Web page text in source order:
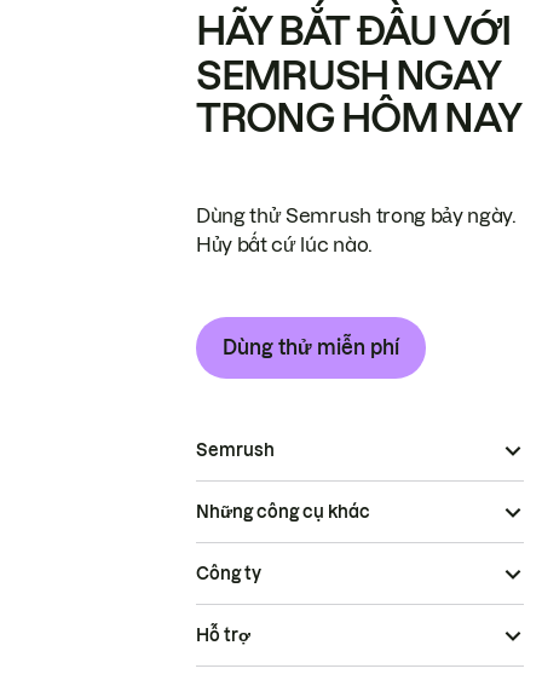
HÃY BẮT ĐẦU VỚI
SEMRUSH NGAY
TRONG HÔM NAY
Dùng thử Semrush trong bảy ngày.
Hủy bất cứ lúc nào.
Dùng thử miễn phí
Semrush
Những công cụ khác
Công ty
Hỗ trợ